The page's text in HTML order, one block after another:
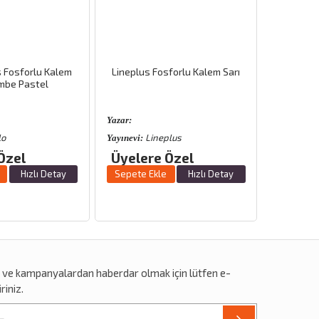
Fosforlu Kalem Sarı
Özel
Ekle Hızlı Detay
Stabilo Boss Fosforlu Kalem
Yayınevi:
Üyelere Özel
Sepete Ekle Hızlı Detay
vekampanyalardan haberdar olmak için lütfen e-